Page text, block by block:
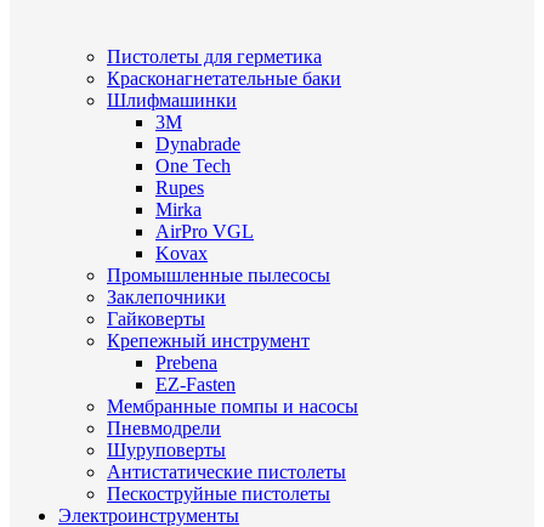
Пистолеты для герметика
Красконагнетательные баки
Шлифмашинки
3M
Dynabrade
One Tech
Rupes
Mirka
AirPro VGL
Kovax
Промышленные пылесосы
Заклепочники
Гайковерты
Крепежный инструмент
Prebena
EZ-Fasten
Мембранные помпы и насосы
Пневмодрели
Шуруповерты
Антистатические пистолеты
Пескоструйные пистолеты
Электроинструменты